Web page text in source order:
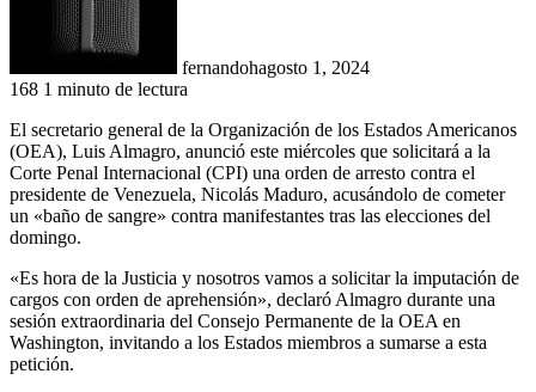
fernandohagosto 1, 2024
168 1 minuto de lectura
El secretario general de la Organización de los Estados Americanos
(OEA), Luis Almagro, anunció este miércoles que solicitará a la
Corte Penal Internacional (CPI) una orden de arresto contra el
presidente de Venezuela, Nicolás Maduro, acusándolo de cometer
un «baño de sangre» contra manifestantes tras las elecciones del
domingo.
«Es hora de la Justicia y nosotros vamos a solicitar la imputación de
cargos con orden de aprehensión», declaró Almagro durante una
sesión extraordinaria del Consejo Permanente de la OEA en
Washington, invitando a los Estados miembros a sumarse a esta
petición.